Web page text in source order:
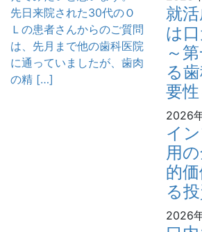
先日来院された30代のＯ
Ｌの患者さんからのご質問
は、先月まで他の歯科医院
に通っていましたが、歯肉
の精 […]
就
は
～
る
要性
2026
イ
用
的
る
2026